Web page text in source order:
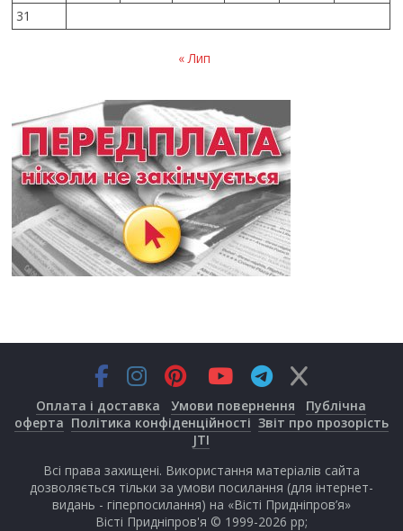
31
« Лип
Оплата і доставка Умови повернення
Публічна
оферта Політика конфіденційності Звіт про прозорість
JTI
Всі права захищені. Використання матеріалів сайта
дозволяється тільки за умови посилання (для інтернет-
видань - гіперпосилання) на «Вісті Придніпров’я»
Вісті Придніпров'я © 1999-2026 рр;